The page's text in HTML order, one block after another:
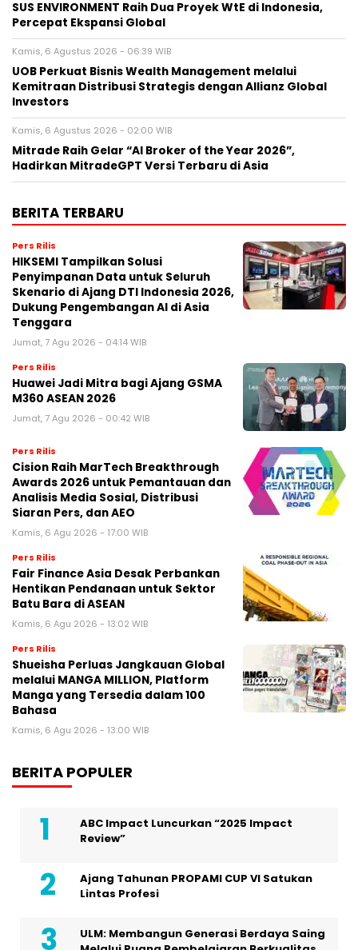
SUS ENVIRONMENT Raih Dua Proyek WtE di Indonesia,
Percepat Ekspansi Global
Kamis, 6 Agustus 2026 - 06:39 WIB
UOB Perkuat Bisnis Wealth Management melalui
Kemitraan Distribusi Strategis dengan Allianz Global
Investors
Kamis, 6 Agustus 2026 - 02:00 WIB
Mitrade Raih Gelar “AI Broker of the Year 2026”,
Hadirkan MitradeGPT Versi Terbaru di Asia
BERITA TERBARU
Pers Rilis
HIKSEMI Tampilkan Solusi
Penyimpanan Data untuk Seluruh
Skenario di Ajang DTI Indonesia 2026,
Dukung Pengembangan AI di Asia
Tenggara
Jumat, 7 Agu 2026 - 04:14 WIB
Pers Rilis
Huawei Jadi Mitra bagi Ajang GSMA
M360 ASEAN 2026
Jumat, 7 Agu 2026 - 00:42 WIB
Pers Rilis
Cision Raih MarTech Breakthrough
Awards 2026 untuk Pemantauan dan
Analisis Media Sosial, Distribusi
Siaran Pers, dan AEO
Kamis, 6 Agu 2026 - 17:00 WIB
Pers Rilis
Fair Finance Asia Desak Perbankan
Hentikan Pendanaan untuk Sektor
Batu Bara di ASEAN
Kamis, 6 Agu 2026 - 13:02 WIB
Pers Rilis
Shueisha Perluas Jangkauan Global
melalui MANGA MILLION, Platform
Manga yang Tersedia dalam 100
Bahasa
Kamis, 6 Agu 2026 - 13:00 WIB
BERITA POPULER
ABC Impact Luncurkan “2025 Impact
Review”
Ajang Tahunan PROPAMI CUP VI Satukan
Lintas Profesi
ULM: Membangun Generasi Berdaya Saing